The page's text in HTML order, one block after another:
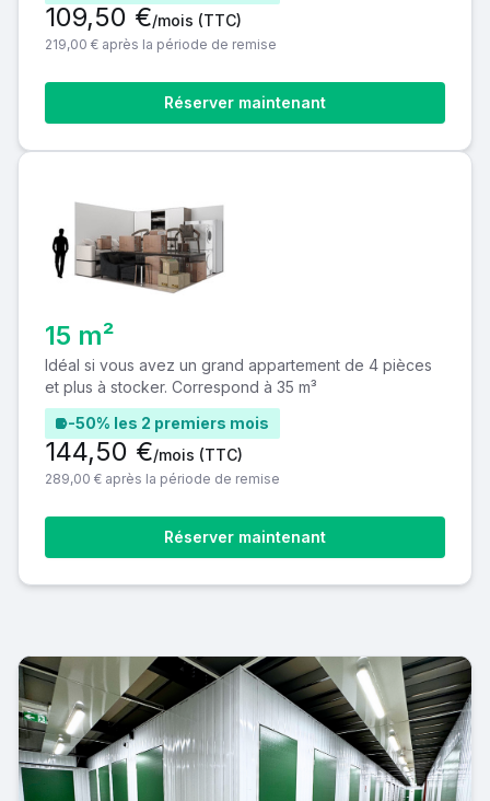
Réserver maintenant
109,50 €/mois (TTC)
219,00 € après la période de remise
15 m²
Idéal si vous avez un grand appartement de 4 pièces
et plus à stocker. Correspond à 35 m³
-50% les 2 premiers mois
Réserver maintenant
144,50 €/mois (TTC)
289,00 € après la période de remise